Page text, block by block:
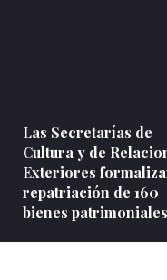
Las Secretarías de
Cultura y de
Exteriores
repatriación de 160
bienes patrimoniales